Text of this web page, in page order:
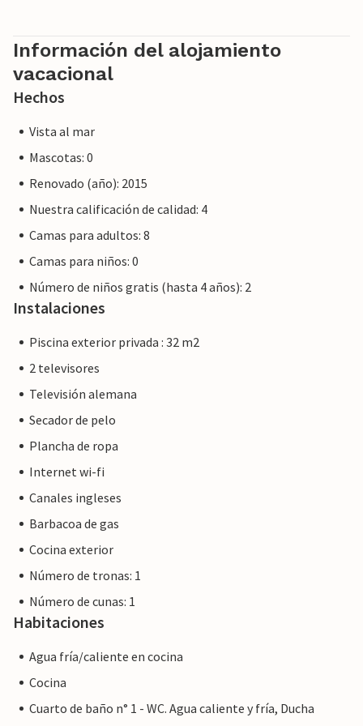
Información del alojamiento
vacacional
Hechos
Vista al mar
Mascotas: 0
Renovado (año): 2015
Nuestra calificación de calidad: 4
Camas para adultos: 8
Camas para niños: 0
Número de niños gratis (hasta 4 años): 2
Instalaciones
Piscina exterior privada : 32 m2
2 televisores
Televisión alemana
Secador de pelo
Plancha de ropa
Internet wi-fi
Canales ingleses
Barbacoa de gas
Cocina exterior
Número de tronas: 1
Número de cunas: 1
Habitaciones
Agua fría/caliente en cocina
Cocina
Cuarto de baño n° 1 - WC. Agua caliente y fría, Ducha